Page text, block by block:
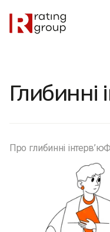
Глибинні
Про глибинні інтерв’ю